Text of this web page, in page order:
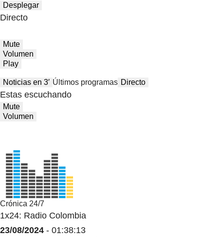
Desplegar
Directo
Mute
Volumen
Play
Noticias en 3′ Últimos programas Directo
Estas escuchando
Mute
Volumen
Crónica 24/7
1x24: Radio Colombia
23/08/2024 - 01:38:13